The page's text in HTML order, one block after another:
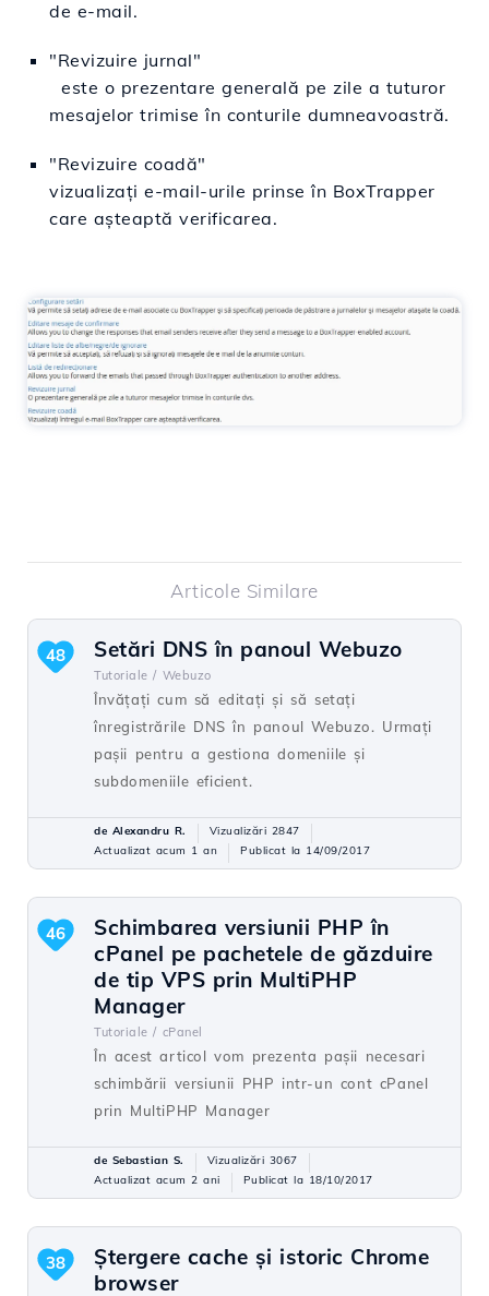
de e-mail.
"Revizuire jurnal"
este o prezentare generală pe zile a tuturor
mesajelor trimise în conturile dumneavoastră.
"Revizuire coadă"
vizualizaţi e-mail-urile prinse în BoxTrapper
care aşteaptă verificarea.
Articole Similare
Setări DNS în panoul Webuzo
Tutoriale / Webuzo
Învățați cum să editați și să setați
înregistrările DNS în panoul Webuzo. Urmați
pașii pentru a gestiona domeniile și
subdomeniile eficient.
48
de Alexandru R.
Vizualizări 2847
Actualizat acum 1 an
Publicat la 14/09/2017
Schimbarea versiunii PHP în
cPanel pe pachetele de găzduire
de tip VPS prin MultiPHP
Manager
Tutoriale / cPanel
În acest articol vom prezenta pașii necesari
schimbării versiunii PHP intr-un cont cPanel
prin MultiPHP Manager
46
de Sebastian S.
Vizualizări 3067
Actualizat acum 2 ani
Publicat la 18/10/2017
Ștergere cache și istoric Chrome
browser
38